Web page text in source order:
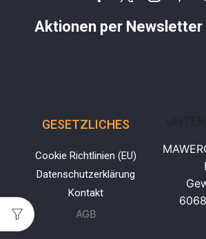
Aktionen per
GESETZLICHES
Cookie Richtlinien (EU)
Datenschutzerklärung
Kontakt
AGB